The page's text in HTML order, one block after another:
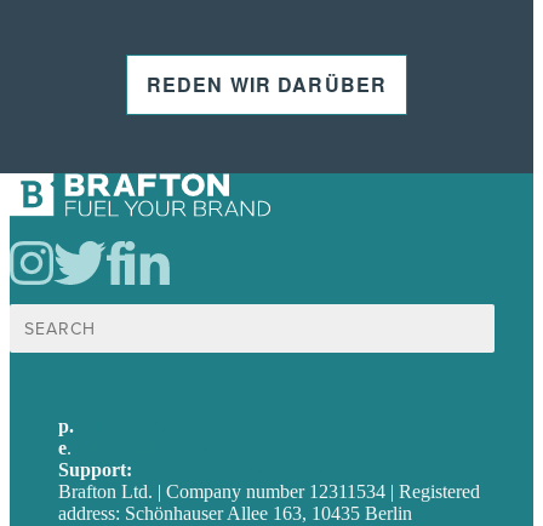
REDEN WIR DARÜBER
Suche
nach:
p.
e.
Support:
Brafton Ltd. | Company number 12311534 | Registered
address: Schönhauser Allee 163, 10435 Berlin